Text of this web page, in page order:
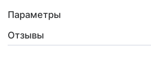
Параметры
Отзывы